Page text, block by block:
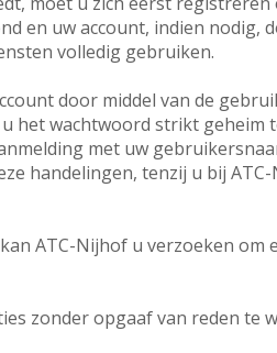
en uw account, indien nodig,
volledig gebruiken.
door middel van de
het wachtwoord strikt geheim
met uw
handelingen, tenzij u bij
ATC-Nijhof u verzoeken
zonder opgaaf van reden te